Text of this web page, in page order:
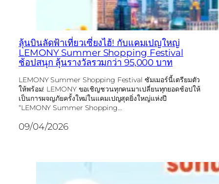
ลุ้นบินลัดฟ้าเที่ยวเซี่ยงไฮ้! กับแคมเปญใหญ่
LEMONY Summer Shopping Festival
ช้อปสนุก ลุ้นรางวัลรวมกว่า 95,000 บาท
LEMONY Summer Shopping Festival ซัมเมอร์นี้เตรียมตัว
ให้พร้อม! LEMONY ขอเชิญชวนทุกคนมาเปลี่ยนทุกยอดช้อปให้
เป็นการผจญภัยครั้งใหม่ในแคมเปญสุดยิ่งใหญ่แห่งปี
“LEMONY Summer Shopping…
09/04/2026